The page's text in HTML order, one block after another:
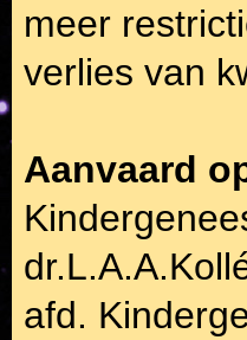
meer
verlies van
Aanvaard
afd.